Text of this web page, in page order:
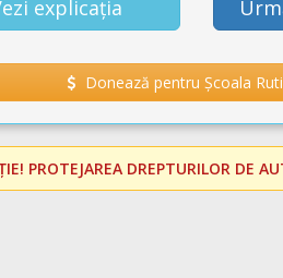
explicația
Donează pentru Școala
PROTEJAREA DREPTURILOR DE